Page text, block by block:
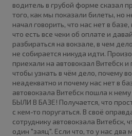
водитель в грубой форме сказал
того, как мы показали билеты, но
начал говорить, что нас нет в
что есть все чеки об оплате и
разбираться на вокзале, в чем
не собирается никуда идти.
приехали на автовокзал Витебск
чтобы узнать в чём дело, почему
неадекватно и почему нас нет в
автовокзала Витебск пошла к
БЫЛИ В БАЗЕ! Получается, что
с кем-то поругаться. В своё
сотруднику автовокзала Витебск,
один "заяц". Если что, то у нас